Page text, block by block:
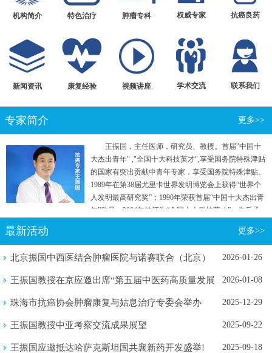
机构简介 特色治疗 肿瘤专科 权威专家 抗癌良药
新闻资讯 康复经验 视频讲座 学术交流 联系我们
专家简介 更多>>
王振国，主任医师，研究员、教授。首届"中国十
大杰出青年" ,"全国十大科技英才",享受国务院特殊津贴
的国家有突出贡献中青年专家，享受国务院特殊津贴。
1989年在第38届尤里卡世界发明博览会上获得“世界个
人发明最高研究奖”；1990年荣获首届“中国十大杰出青
年”称号；2004年被评为“全国十大科技英才”。先后承
项目。曾参加国家行政学院两院院士和专家理论研究
最新活动 更多>>
北京振国中西医结合肿瘤医院与诺赛联合（北京）
2026-01-26
王振国教授在京应邀出席“第五届中医药高质量发展
2026-01-08
珠海市抗癌协会肿瘤康复与姑息治疗专委会举办
2025-12-29
王振国教授中亚考察交流成果展望 2025-09-22
王振国应邀抵达哈萨克斯坦国共襄新药开发盛举! 2025-09-18